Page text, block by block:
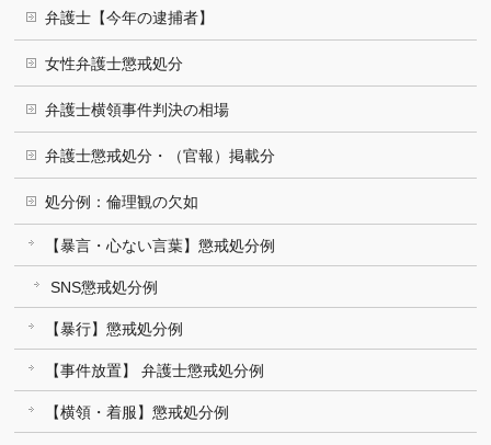
弁護士【今年の逮捕者】
女性弁護士懲戒処分
弁護士横領事件判決の相場
弁護士懲戒処分・（官報）掲載分
処分例：倫理観の欠如
【暴言・心ない言葉】懲戒処分例
SNS懲戒処分例
【暴行】懲戒処分例
【事件放置】 弁護士懲戒処分例
【横領・着服】懲戒処分例